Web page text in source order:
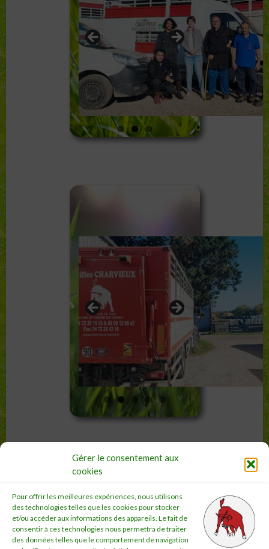
Gérer le consentement aux
cookies
Pour offrir les meilleures expériences, nous utilisons
des technologies telles que les cookies pour stocker
et/ou accéder aux informations des appareils. Le fait de
consentir à ces technologies nous permettra de traiter
des données telles que le comportement de navigation